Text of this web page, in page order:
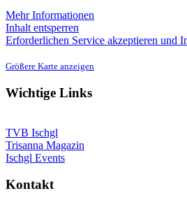
Mehr Informationen
Inhalt entsperren
Erforderlichen Service akzeptieren und
Größere Karte anzeigen
Wichtige Links
TVB Ischgl
Trisanna Magazin
Ischgl Events
Kontakt